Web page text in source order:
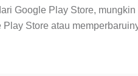
Google Play Store,
Store atau